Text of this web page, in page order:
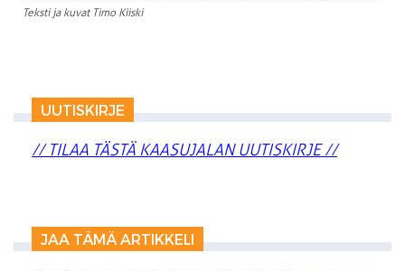
Teksti ja kuvat Timo Kiiski
UUTISKIRJE
// TILAA TÄSTÄ KAASUJALAN UUTISKIRJE //
JAA TÄMÄ ARTIKKELI